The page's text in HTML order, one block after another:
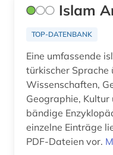
Islam
TOP-DATENBANK
Eine umfassende
türkischer Sprache
Wissenschaften,
Geographie, Kultur
bändige
einzelne Einträge
PDF-Dateien vor.